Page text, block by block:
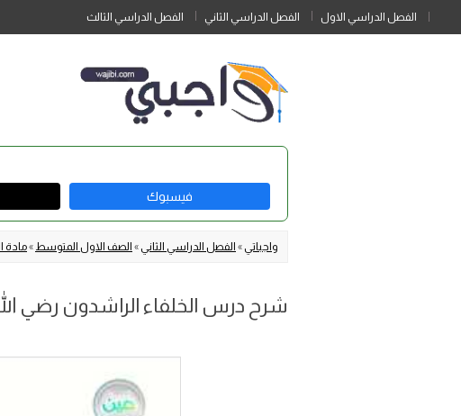
الفصل الدراسي الاول الفصل الدراسي الثاني الفصل الدراسي الثالث
فيسبوك
واجباتي » الفصل الدراسي الثاني » الصف الاول المتوسط »مادة
شرح درس الخلفاء الراشدون رضي